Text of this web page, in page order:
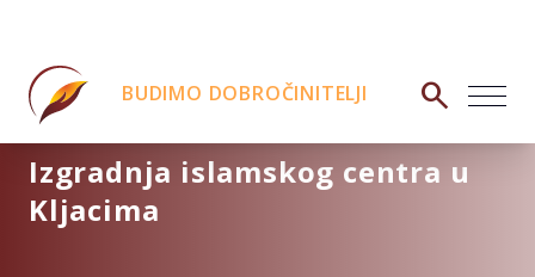
BUDIMO DOBROČINITELJI search
Izgradnja islamskog centra u
Kljacima